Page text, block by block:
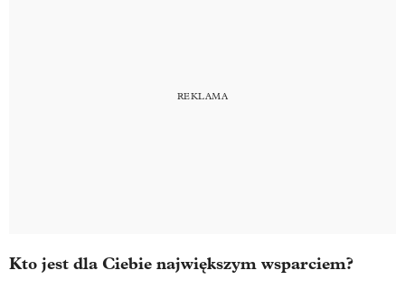
Kto jest dla Ciebie największym wsparciem?